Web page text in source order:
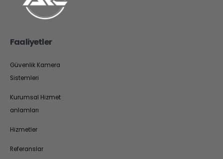
Faaliyetler
Güvenlik Kamera
Sistemleri
Kurumsal Hizmet
anlamları
Hizmetler
Referanslar